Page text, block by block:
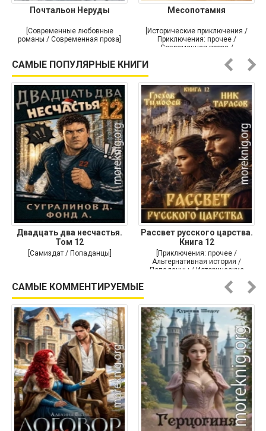
Почтальон Неруды
[Современные любовные
романы / Современная проза]
Месопотамия
[Исторические приключения /
Приключения: прочее /
Современная проза /
САМЫЕ ПОПУЛЯРНЫЕ КНИГИ
Двадцать два несчастья.
Том 12
[Самиздат / Попаданцы]
Рассвет русского царства.
Книга 12
[Приключения: прочее /
Альтернативная история /
Попаданцы / Исторические
САМЫЕ КОММЕНТИРУЕМЫЕ